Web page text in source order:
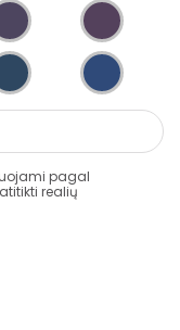
pagal
realių